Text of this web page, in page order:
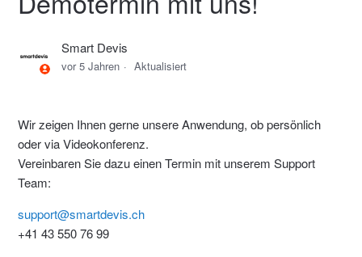
Smart Devis
vor 5 Jahren Aktualisiert
Wir zeigen Ihnen gerne unsere Anwendung, ob persönlich
oder via Videokonferenz.
Vereinbaren Sie dazu einen Termin mit unserem Support
Team:
support@smartdevis.ch
+41 43 550 76 99